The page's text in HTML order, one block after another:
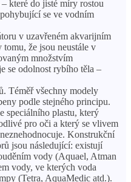
které do jisté míry rostou
se ve vodním
v uzavřeném akvarijním
že jsou neustále v
množstvím
se odolnost rybího těla –
Téměř všechny modely
podle stejného principu.
speciálního plastu, který
pro oči a který se vlivem
Konstrukční
jsou následující: existují
vody (Aquael, Atman
vody, ve kterých voda
(Tetra, AquaMedic atd.).